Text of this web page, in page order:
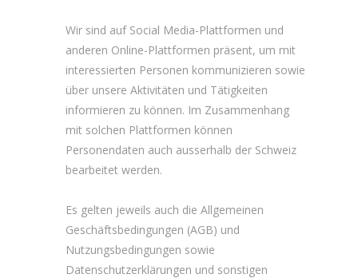
Wir sind auf Social Media-Plattformen und
anderen Online-Plattformen präsent, um mit
interessierten Personen kommunizieren sowie
über unsere Aktivitäten und Tätigkeiten
informieren zu können. Im Zusammenhang
mit solchen Plattformen können
Personendaten auch ausserhalb der Schweiz
bearbeitet werden.
Es gelten jeweils auch die Allgemeinen
Geschäftsbedingungen (AGB) und
Nutzungsbedingungen sowie
Datenschutzerklärungen und sonstigen